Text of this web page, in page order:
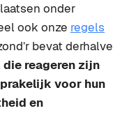
onder
ook onze regels
bevat derhalve
die reageren zijn
voor hun
en